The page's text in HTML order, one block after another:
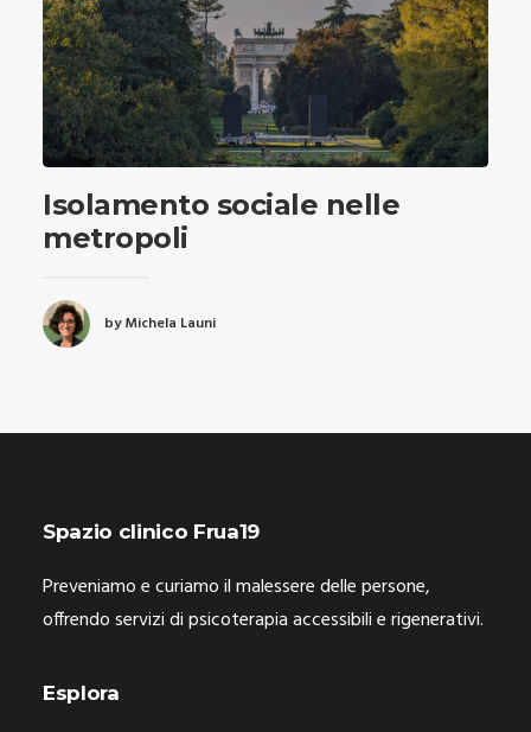
Isolamento sociale nelle
metropoli
by Michela Launi
Spazio clinico Frua19
Preveniamo e curiamo il malessere delle persone,
offrendo servizi di psicoterapia accessibili e rigenerativi.
Esplora